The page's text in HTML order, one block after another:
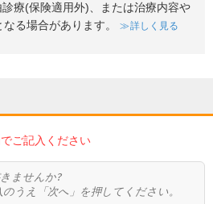
診療(保険適用外)、または治療内容や
る場合があります。
詳しく見る
ご記入ください